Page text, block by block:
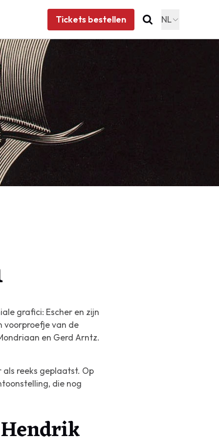
Tickets bestellen NL
grafici: Escher en zijn
voorproefje van de
en Gerd Arntz.
reeks geplaatst. Op
die nog